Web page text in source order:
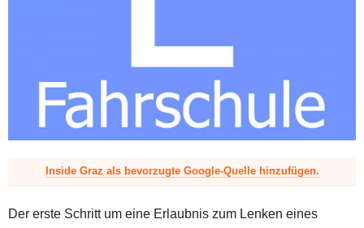
Inside Graz als bevorzugte Google-Quelle hinzufügen.
Der erste Schritt um eine Erlaubnis zum Lenken eines